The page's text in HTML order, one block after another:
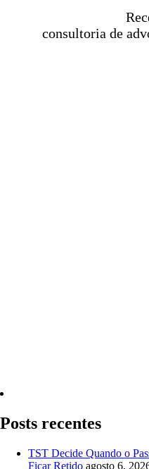
consultoria de
Posts recentes
TST Decide Quando o
Ficar Retido agosto 6,